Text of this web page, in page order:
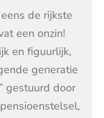
de rijkste
een onzin!
en figuurlijk,
generatie
gestuurd door